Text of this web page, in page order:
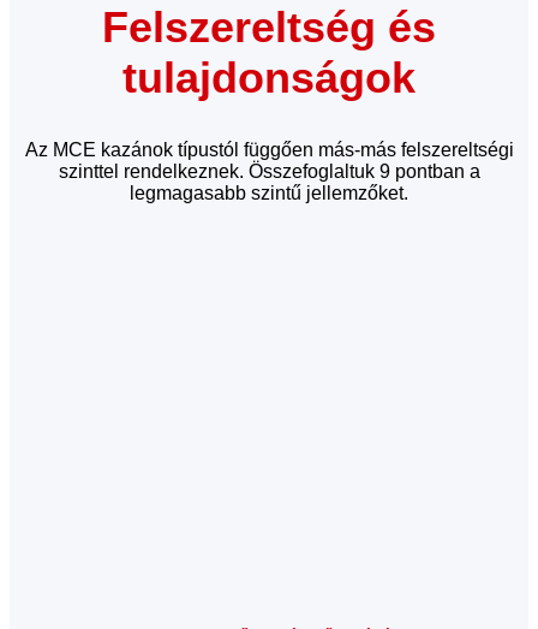
Felszereltség és
tulajdonságok
Az MCE kazánok típustól függően más-más felszereltségi
szinttel rendelkeznek. Összefoglaltuk 9 pontban a
legmagasabb szintű jellemzőket.